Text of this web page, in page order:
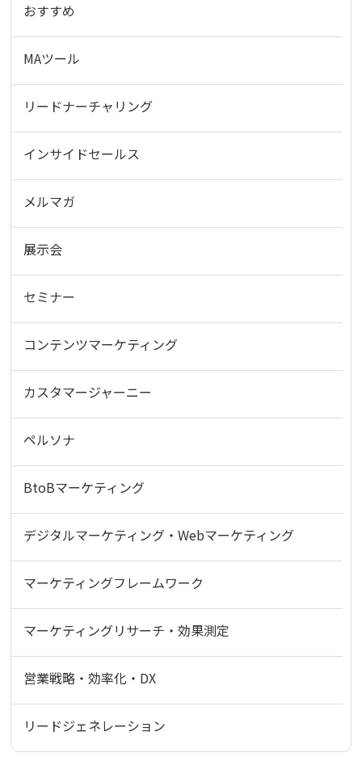
おすすめ
MAツール
リードナーチャリング
インサイドセールス
メルマガ
展示会
セミナー
コンテンツマーケティング
カスタマージャーニー
ペルソナ
BtoBマーケティング
デジタルマーケティング・Webマーケティング
マーケティングフレームワーク
マーケティングリサーチ・効果測定
営業戦略・効率化・DX
リードジェネレーション